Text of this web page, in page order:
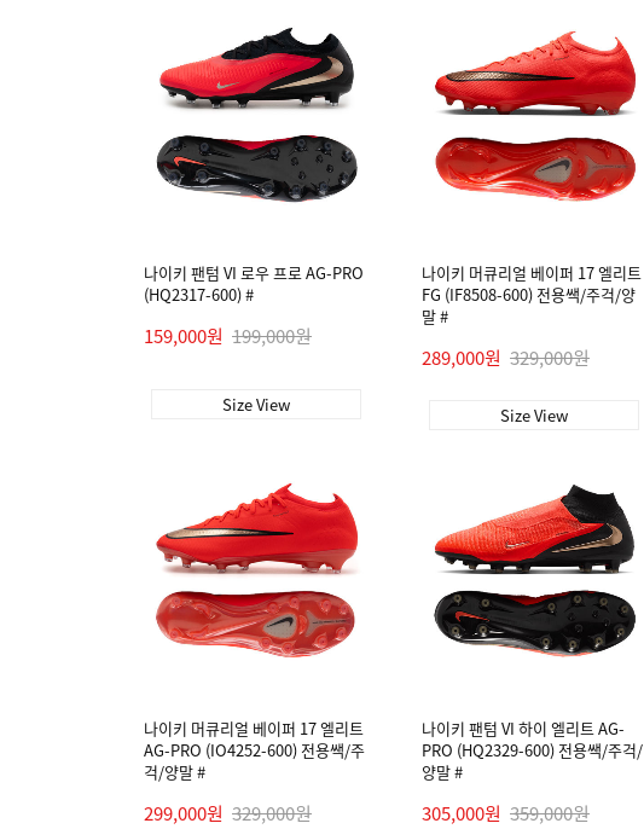
나이키 팬텀 VI 로우 프로 AG-PRO
(HQ2317-600) #
159,000원 199,000원
Size View
나이키 머큐리얼 베이퍼 17 엘리트
FG (IF8508-600) 전용쌕/주걱/양
말 #
289,000원 329,000원
Size View
나이키 머큐리얼 베이퍼 17 엘리트
AG-PRO (IO4252-600) 전용쌕/주
걱/양말 #
299,000원 329,000원
나이키 팬텀 VI 하이 엘리트 AG-
PRO (HQ2329-600) 전용쌕/주걱/
양말 #
305,000원 359,000원